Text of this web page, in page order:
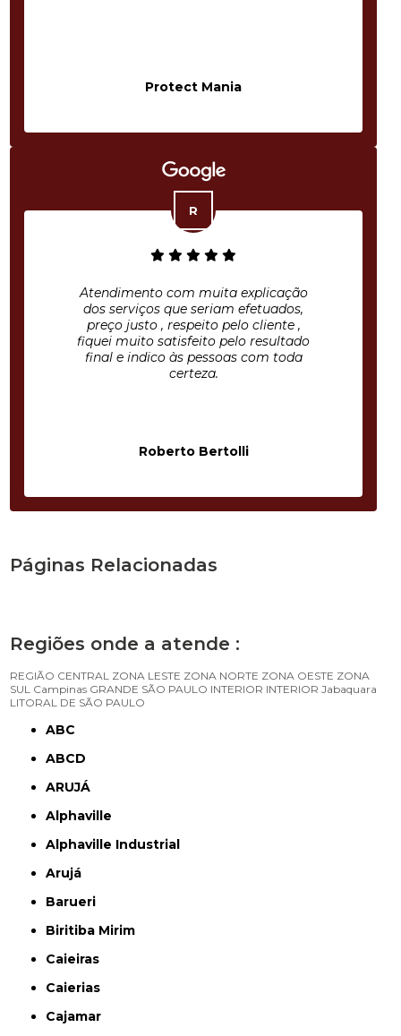
Protect Mania
Atendimento com muita explicação
dos serviços que seriam efetuados,
preço justo , respeito pelo cliente ,
fiquei muito satisfeito pelo resultado
final e indico às pessoas com toda
certeza.
Roberto Bertolli
Páginas Relacionadas
Regiões onde a atende :
REGIÃO CENTRAL ZONA LESTE ZONA NORTE ZONA OESTE ZONA
SUL Campinas GRANDE SÃO PAULO INTERIOR INTERIOR Jabaquara
LITORAL DE SÃO PAULO
ABC
ABCD
ARUJÁ
Alphaville
Alphaville Industrial
Arujá
Barueri
Biritiba Mirim
Caieiras
Caierias
Cajamar